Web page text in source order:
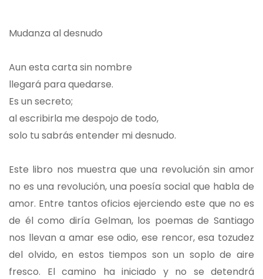
Mudanza al desnudo
Aun esta carta sin nombre
llegará para quedarse.
Es un secreto;
al escribirla me despojo de todo,
solo tu sabrás entender mi desnudo.
Este libro nos muestra que una revolución sin amor
no es una revolución, una poesía social que habla de
amor. Entre tantos oficios ejerciendo este que no es
de él como diría Gelman, los poemas de Santiago
nos llevan a amar ese odio, ese rencor, esa tozudez
del olvido, en estos tiempos son un soplo de aire
fresco. El camino ha iniciado y no se detendrá